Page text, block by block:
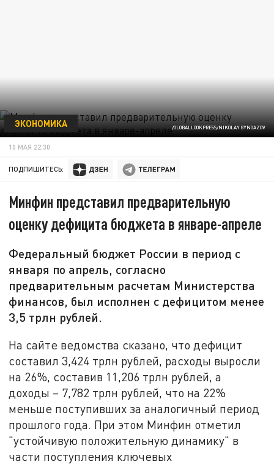
/GLOBALLOOKPRESS/NIKOLAY GYNGAZOV
ЭКОНОМИКА
10 МАЯ 22:30
ПОДПИШИТЕСЬ:
Минфин представил предварительную
оценку дефицита бюджета в январе-апреле
Федеральный бюджет России в период с
января по апрель, согласно
предварительным расчетам Министерства
финансов, был исполнен с дефицитом менее
3,5 трлн рублей.
На сайте ведомства сказано, что дефицит
составил 3,424 трлн рублей, расходы выросли
на 26%, составив 11,206 трлн рублей, а
доходы – 7,782 трлн рублей, что на 22%
меньше поступивших за аналогичный период
прошлого года. При этом Минфин отметил
"устойчивую положительную динамику" в
части поступления ключевых